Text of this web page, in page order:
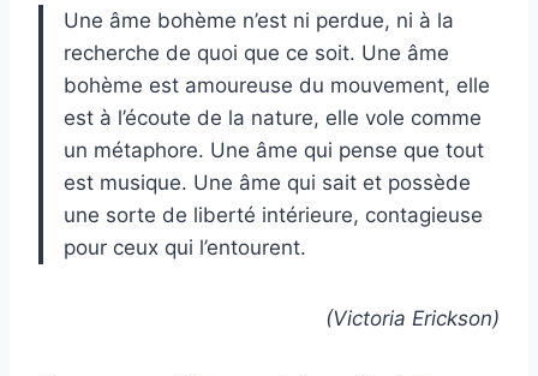
Une âme bohème n’est ni perdue, ni à la
recherche de quoi que ce soit. Une âme
bohème est amoureuse du mouvement, elle
est à l’écoute de la nature, elle vole comme
un métaphore. Une âme qui pense que tout
est musique. Une âme qui sait et possède
une sorte de liberté intérieure, contagieuse
pour ceux qui l’entourent.
(Victoria Erickson)